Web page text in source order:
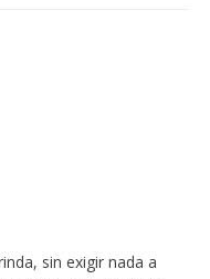
sin exigir nada a